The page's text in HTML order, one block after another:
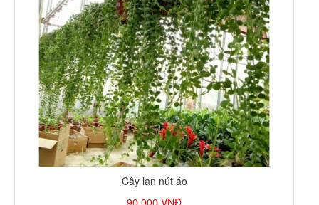
Cây lan nút áo
90.000 VNĐ